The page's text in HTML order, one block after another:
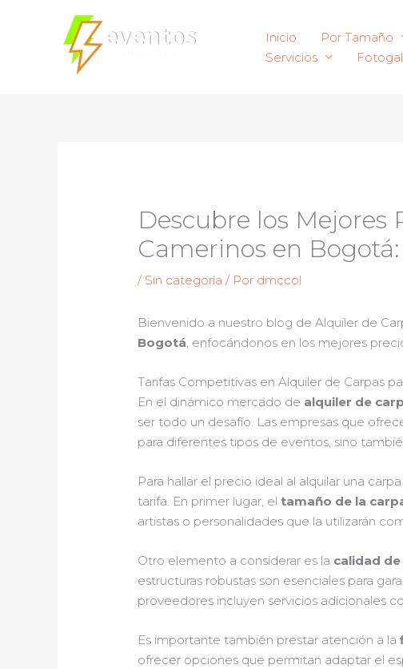
Inicio Por Tamaño
Servicios
Descubre los Mejores
Camerinos en
/ Sin categoría / Por dmccol
Bienvenido a nuestro blog de Alquiler de
Bogotá, enfocándonos en los mejores
Tarifas Competitivas en Alquiler de Carpas
En el dinámico mercado de alquiler de
ser todo un desafío. Las empresas que
para diferentes tipos de eventos, sino
Para hallar el precio ideal al alquilar una
tarifa. En primer lugar, eltamaño de la
artistas o personalidades que la utilizarán
Otro elemento a considerar es la calidad
estructuras robustas son esenciales para
proveedores incluyen servicios adicionales
Es importante también prestar atención a la
ofrecer opciones que permitan adaptar el